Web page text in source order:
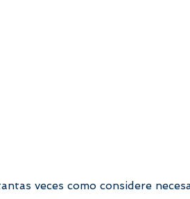
veces como considere